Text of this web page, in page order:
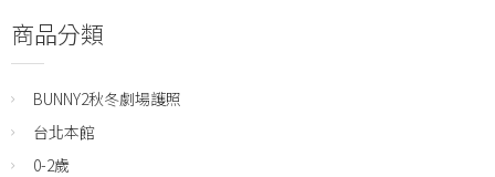
商品分類
BUNNY2秋冬劇場護照
台北本館
0-2歲